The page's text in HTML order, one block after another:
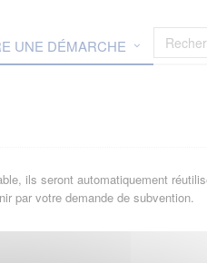
UNE DÉMARCHE
ils seront automatiquement
par votre demande de subvention.